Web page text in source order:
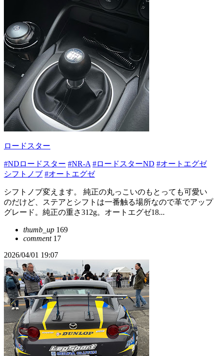
ロードスター
#NDロードスター #NR-A #ロードスターND #オートエグゼ
シフトノブ #オートエグゼ
シフトノブ変えます。 純正の丸っこいのもとっても可愛い
のだけど、ステアとシフトは一番触る場所なので革でアップ
グレード。純正の重さ312g。オートエグゼ18...
thumb_up 169
comment17
2026/04/01 19:07